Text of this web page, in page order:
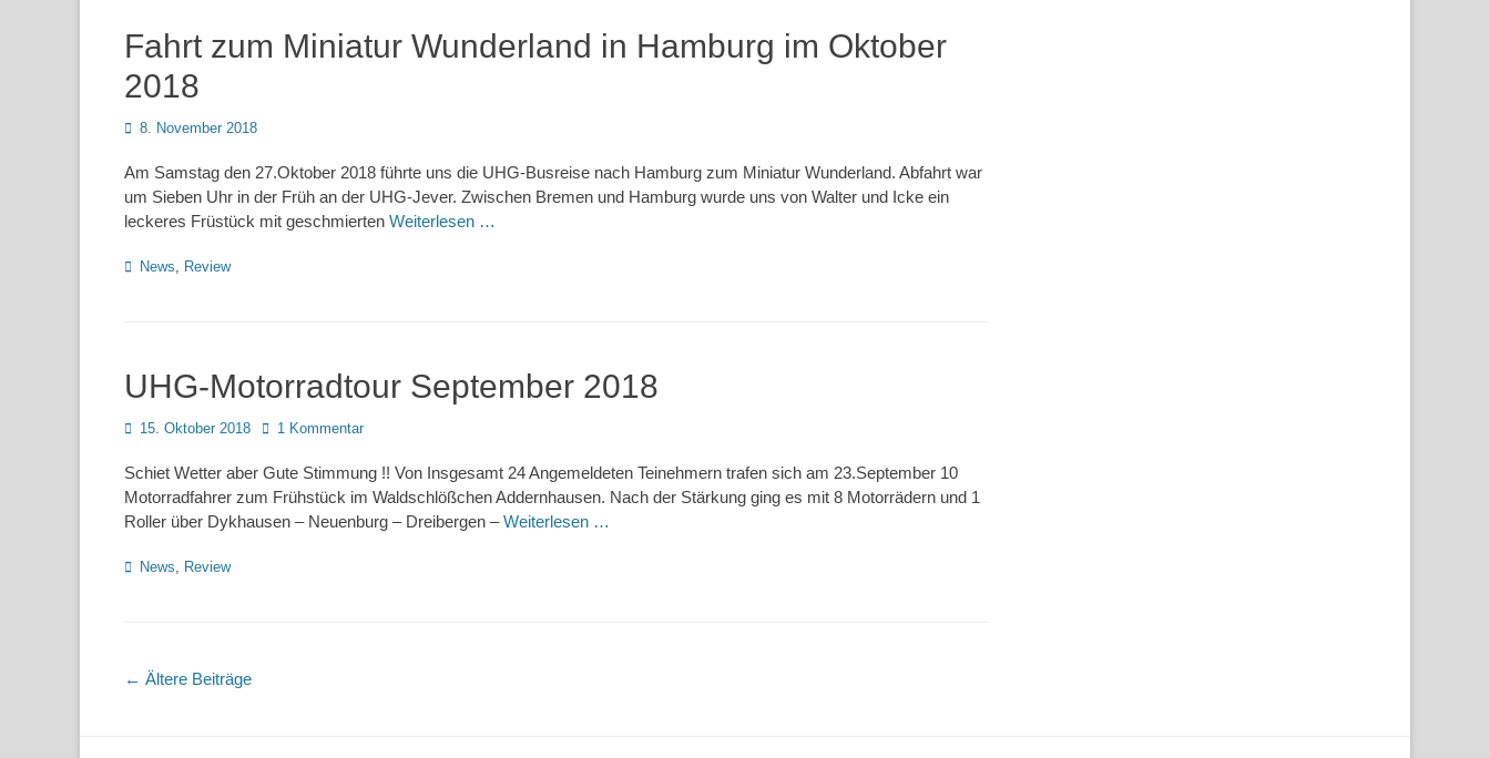
Fahrt zum Miniatur Wunderland in Hamburg im Oktober
2018
Posted
8. November 2018
Am Samstag den 27.Oktober 2018 führte uns die UHG-Busreise nach Hamburg zum Miniatur Wunderland. Abfahrt war
um Sieben Uhr in der Früh an der UHG-Jever. Zwischen Bremen und Hamburg wurde uns von Walter und Icke ein
leckeres Früstück mit geschmierten Weiterlesen …
Kategorien
News, Review
UHG-Motorradtour September 2018
Posted
15. Oktober 2018 1 Kommentar
Schiet Wetter aber Gute Stimmung !! Von Insgesamt 24 Angemeldeten Teinehmern trafen sich am 23.September 10
Motorradfahrer zum Frühstück im Waldschlößchen Addernhausen. Nach der Stärkung ging es mit 8 Motorrädern und 1
Roller über Dykhausen – Neuenburg – Dreibergen –Weiterlesen …
Kategorien
News, Review
Beitragsnavigation
← Ältere Beiträge